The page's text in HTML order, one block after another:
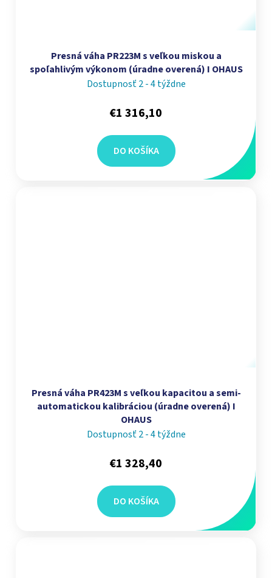
Presná váha PR223M s veľkou miskou a
spoľahlivým výkonom (úradne overená) I OHAUS
Dostupnosť 2 - 4 týždne
€1 316,10
DO KOŠÍKA
Presná váha PR423M s veľkou kapacitou a semi-
automatickou kalibráciou (úradne overená) I
OHAUS
Dostupnosť 2 - 4 týždne
€1 328,40
DO KOŠÍKA